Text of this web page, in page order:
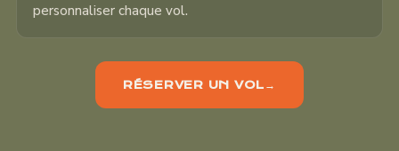
personnaliser chaque vol.
RÉSERVER UN VOL